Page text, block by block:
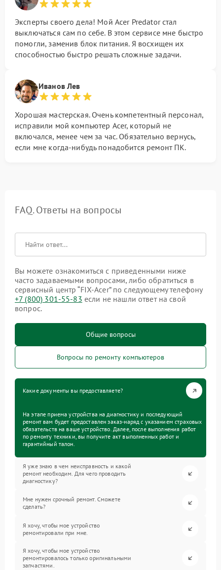
Эксперты своего дела! Мой Acer Predator стал
выключаться сам по себе. В этом сервисе мне быстро
помогли, заменив блок питания. Я восхищен их
способностью быстро решать сложные задачи.
Иванов Лев
Хорошая мастерская. Очень компетентный персонал,
исправили мой компьютер Acer, который не
включался, менее чем за час. Обязательно вернусь,
если мне когда-нибудь понадобится ремонт ПК.
FAQ. Ответы на вопросы
Вы можете ознакомиться с приведенными ниже
часто задаваемыми вопросами, либо обратиться в
сервисный центр “FIX-Acer” по следующему телефону
+7 (800) 301-55-83 если не нашли ответ на свой
вопрос.
Общие вопросы
Вопросы по ремонту компьютеров
Какие документы вы предоставляете?
На этапе приема устройства на диагностику и последующий
ремонт вам будет предоставлен заказ-наряд с указанием страховых
обязательств на ваше устройство. Далее, после выполнения работ
по ремонту техники, вы получите акт выполненных работ и
гарантийный талон.
Я уже знаю в чем неисправность и какой
ремонт необходим. Для чего проводить
диагностику?
Мне нужен срочный ремонт. Сможете
сделать?
Я хочу, чтобы мое устройство
ремонтировали при мне.
Я хочу, чтобы мое устройство
ремонтировалось только оригинальными
запчастями.